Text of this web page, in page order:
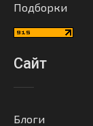
Подборки
Сайт
Блоги